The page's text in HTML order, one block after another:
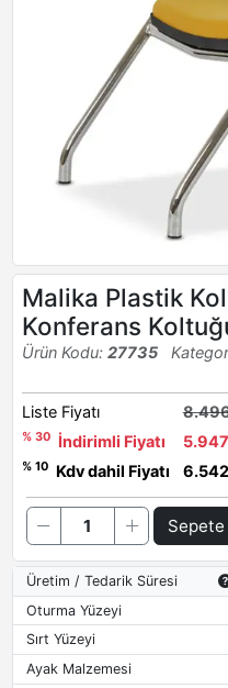
Malika Plastik Kol
Konferans
Ürün Kodu: 27735
Liste Fiyatı
% 30
İndirimli Fiyatı 5.947
% 10
Kdv dahil Fiyatı 6.542
Sepete
Üretim / Tedarik Süresi
Oturma Yüzeyi
Sırt Yüzeyi
Ayak Malzemesi